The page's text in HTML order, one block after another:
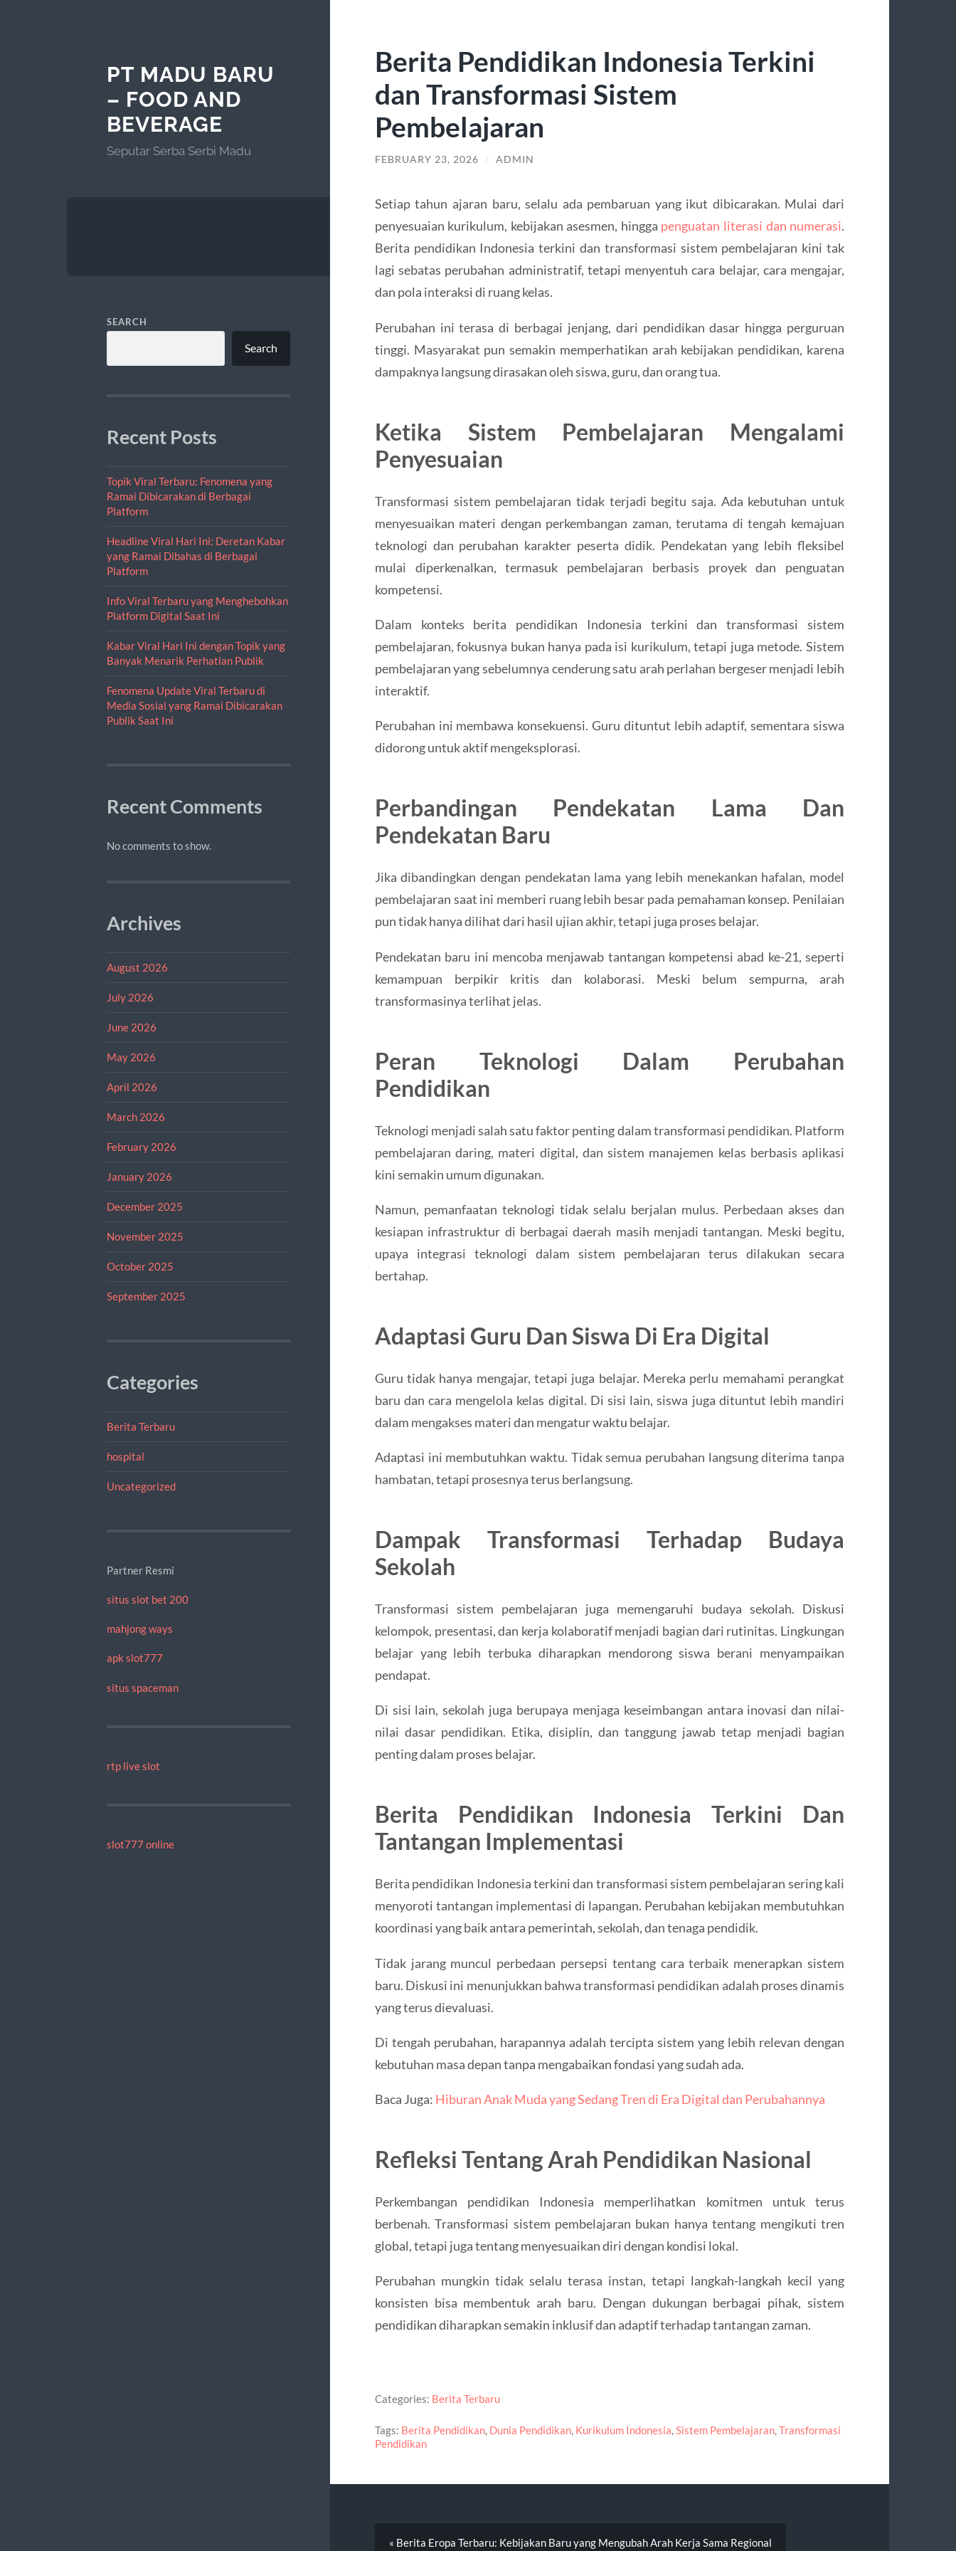
PT MADU BARU
– FOOD AND
BEVERAGE
Seputar Serba Serbi Madu
SEARCH
Search
Recent Posts
Topik Viral Terbaru: Fenomena yang
Ramai Dibicarakan di Berbagai
Platform
Headline Viral Hari Ini: Deretan Kabar
yang Ramai Dibahas di Berbagai
Platform
Info Viral Terbaru yang Menghebohkan
Platform Digital Saat Ini
Kabar Viral Hari Ini dengan Topik yang
Banyak Menarik Perhatian Publik
Fenomena Update Viral Terbaru di
Media Sosial yang Ramai Dibicarakan
Publik Saat Ini
Recent Comments
No comments to show.
Archives
August 2026
July 2026
June 2026
May 2026
April 2026
March 2026
February 2026
January 2026
December 2025
November 2025
October 2025
September 2025
Categories
Berita Terbaru
hospital
Uncategorized
Partner Resmi
situs slot bet 200
mahjong ways
apk slot777
situs spaceman
rtp live slot
slot777 online
Berita Pendidikan Indonesia Terkini
dan Transformasi Sistem
Pembelajaran
FEBRUARY 23, 2026 / ADMIN
Setiap tahun ajaran baru, selalu ada pembaruan yang ikut dibicarakan. Mulai dari
penyesuaian kurikulum, kebijakan asesmen, hingga penguatan literasi dan numerasi.
Berita pendidikan Indonesia terkini dan transformasi sistem pembelajaran kini tak
lagi sebatas perubahan administratif, tetapi menyentuh cara belajar, cara mengajar,
dan pola interaksi di ruang kelas.
Perubahan ini terasa di berbagai jenjang, dari pendidikan dasar hingga perguruan
tinggi. Masyarakat pun semakin memperhatikan arah kebijakan pendidikan, karena
dampaknya langsung dirasakan oleh siswa, guru, dan orang tua.
Ketika Sistem Pembelajaran Mengalami
Penyesuaian
Transformasi sistem pembelajaran tidak terjadi begitu saja. Ada kebutuhan untuk
menyesuaikan materi dengan perkembangan zaman, terutama di tengah kemajuan
teknologi dan perubahan karakter peserta didik. Pendekatan yang lebih fleksibel
mulai diperkenalkan, termasuk pembelajaran berbasis proyek dan penguatan
kompetensi.
Dalam konteks berita pendidikan Indonesia terkini dan transformasi sistem
pembelajaran, fokusnya bukan hanya pada isi kurikulum, tetapi juga metode. Sistem
pembelajaran yang sebelumnya cenderung satu arah perlahan bergeser menjadi lebih
interaktif.
Perubahan ini membawa konsekuensi. Guru dituntut lebih adaptif, sementara siswa
didorong untuk aktif mengeksplorasi.
Perbandingan Pendekatan Lama Dan
Pendekatan Baru
Jika dibandingkan dengan pendekatan lama yang lebih menekankan hafalan, model
pembelajaran saat ini memberi ruang lebih besar pada pemahaman konsep. Penilaian
pun tidak hanya dilihat dari hasil ujian akhir, tetapi juga proses belajar.
Pendekatan baru ini mencoba menjawab tantangan kompetensi abad ke-21, seperti
kemampuan berpikir kritis dan kolaborasi. Meski belum sempurna, arah
transformasinya terlihat jelas.
Peran Teknologi Dalam Perubahan
Pendidikan
Teknologi menjadi salah satu faktor penting dalam transformasi pendidikan. Platform
pembelajaran daring, materi digital, dan sistem manajemen kelas berbasis aplikasi
kini semakin umum digunakan.
Namun, pemanfaatan teknologi tidak selalu berjalan mulus. Perbedaan akses dan
kesiapan infrastruktur di berbagai daerah masih menjadi tantangan. Meski begitu,
upaya integrasi teknologi dalam sistem pembelajaran terus dilakukan secara
bertahap.
Adaptasi Guru Dan Siswa Di Era Digital
Guru tidak hanya mengajar, tetapi juga belajar. Mereka perlu memahami perangkat
baru dan cara mengelola kelas digital. Di sisi lain, siswa juga dituntut lebih mandiri
dalam mengakses materi dan mengatur waktu belajar.
Adaptasi ini membutuhkan waktu. Tidak semua perubahan langsung diterima tanpa
hambatan, tetapi prosesnya terus berlangsung.
Dampak Transformasi Terhadap Budaya
Sekolah
Transformasi sistem pembelajaran juga memengaruhi budaya sekolah. Diskusi
kelompok, presentasi, dan kerja kolaboratif menjadi bagian dari rutinitas. Lingkungan
belajar yang lebih terbuka diharapkan mendorong siswa berani menyampaikan
pendapat.
Di sisi lain, sekolah juga berupaya menjaga keseimbangan antara inovasi dan nilai-
nilai dasar pendidikan. Etika, disiplin, dan tanggung jawab tetap menjadi bagian
penting dalam proses belajar.
Berita Pendidikan Indonesia Terkini Dan
Tantangan Implementasi
Berita pendidikan Indonesia terkini dan transformasi sistem pembelajaran sering kali
menyoroti tantangan implementasi di lapangan. Perubahan kebijakan membutuhkan
koordinasi yang baik antara pemerintah, sekolah, dan tenaga pendidik.
Tidak jarang muncul perbedaan persepsi tentang cara terbaik menerapkan sistem
baru. Diskusi ini menunjukkan bahwa transformasi pendidikan adalah proses dinamis
yang terus dievaluasi.
Di tengah perubahan, harapannya adalah tercipta sistem yang lebih relevan dengan
kebutuhan masa depan tanpa mengabaikan fondasi yang sudah ada.
Baca Juga: Hiburan Anak Muda yang Sedang Tren di Era Digital dan Perubahannya
Refleksi Tentang Arah Pendidikan Nasional
Perkembangan pendidikan Indonesia memperlihatkan komitmen untuk terus
berbenah. Transformasi sistem pembelajaran bukan hanya tentang mengikuti tren
global, tetapi juga tentang menyesuaikan diri dengan kondisi lokal.
Perubahan mungkin tidak selalu terasa instan, tetapi langkah-langkah kecil yang
konsisten bisa membentuk arah baru. Dengan dukungan berbagai pihak, sistem
pendidikan diharapkan semakin inklusif dan adaptif terhadap tantangan zaman.
Categories: Berita Terbaru
Tags: Berita Pendidikan, Dunia Pendidikan, Kurikulum Indonesia,Sistem Pembelajaran,Transformasi
Pendidikan
« Berita Eropa Terbaru: Kebijakan Baru yang Mengubah Arah Kerja Sama Regional